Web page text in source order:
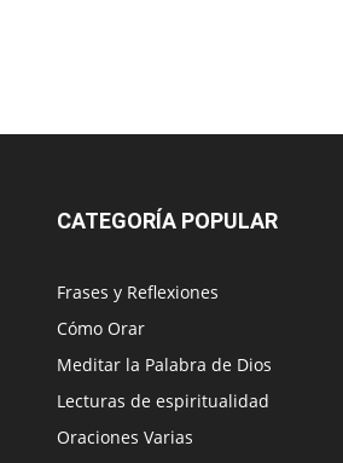
CATEGORÍA POPULAR
Frases y Reflexiones
Cómo Orar
Meditar la Palabra de Dios
Lecturas de espiritualidad
Oraciones Varias